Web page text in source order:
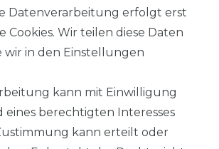
Weiteres Zubehör
PV-KOMPLETTSETS
Solaranlagen mit Speicher
Insel Solaranlagen
10 kW PV-Anlage mit Speicher
Datenverarbeitung erfolgt erst
Cookies. Wir teilen diese Daten
wir in den Einstellungen
kann mit Einwilligung
berechtigten Interesses
kann erteilt oder